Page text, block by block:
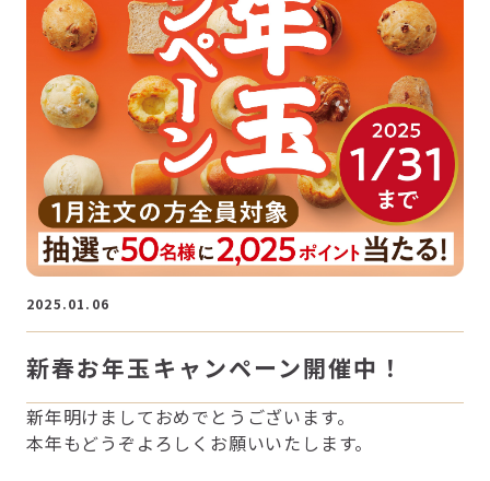
2025.01.06
新春お年玉キャンペーン開催中！
新年明けましておめでとうございます。
本年もどうぞよろしくお願いいたします。